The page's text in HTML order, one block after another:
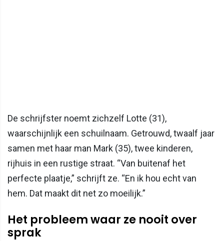
De schrijfster noemt zichzelf Lotte (31),
waarschijnlijk een schuilnaam. Getrouwd, twaalf jaar
samen met haar man Mark (35), twee kinderen,
rijhuis in een rustige straat. “Van buitenaf het
perfecte plaatje,” schrijft ze. “En ik hou echt van
hem. Dat maakt dit net zo moeilijk.”
Het probleem waar ze nooit over
sprak